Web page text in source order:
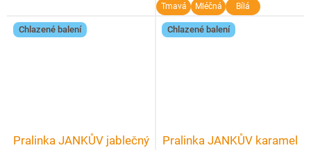
Tmavá Mléčná Bílá
Chlazené balení
Pralinka JANKŮV jablečný
Chlazené balení
Pralinka JANKŮV karamel